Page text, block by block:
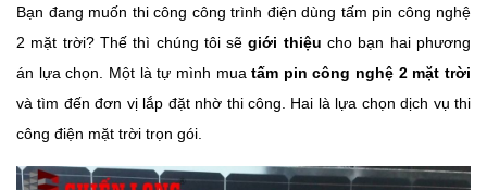
Bạn đang muốn thi công công trình điện dùng tấm pin công nghệ
2 mặt trời? Thế thì chúng tôi sẽgiới thiệu cho bạn hai phương
án lựa chọn. Một là tự mình muatấm pin công nghệ 2 mặt trời
và tìm đến đơn vị lắp đặt nhờ thi công. Hai là lựa chọn dịch vụ thi
công điện mặt trời trọn gói.